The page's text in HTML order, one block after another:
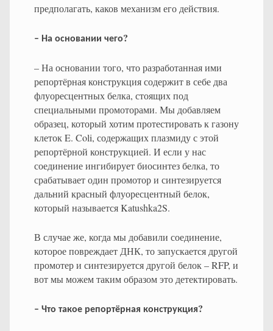
предполагать, каков механизм его действия.
– На основании чего?
– На основании того, что разработанная ими
репортёрная конструкция содержит в себе два
флуоресцентных белка, стоящих под
специальными промоторами. Мы добавляем
образец, который хотим протестировать к газону
клеток E. Coli, содержащих плазмиду с этой
репортёрной конструкцией. И если у нас
соединение ингибирует биосинтез белка, то
срабатывает один промотор и синтезируется
дальний красный флуоресцентный белок,
который называется Katushka2S.
В случае же, когда мы добавили соединение,
которое повреждает ДНК, то запускается другой
промотер и синтезируется другой белок – RFP, и
вот мы можем таким образом это детектировать.
– Что такое репортёрная конструкция?